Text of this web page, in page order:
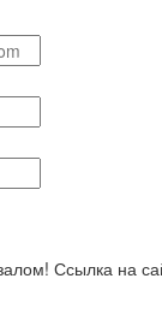
Ссылка на